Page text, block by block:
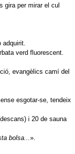
gira per mirar el cul
adquirit.
verd fluorescent.
evangèlics camí del
esgotar-se, tendeix
i 20 de sauna
bolsa...».